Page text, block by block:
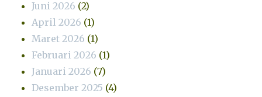
Juni 2026 (2)
April 2026 (1)
Maret 2026 (1)
Februari 2026 (1)
Januari 2026 (7)
Desember 2025 (4)